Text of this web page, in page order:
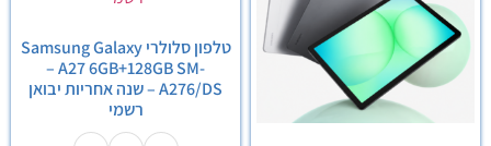
טלפון סלולרי Samsung Galaxy
– A27 6GB+128GB SM-
A276/DS – שנה אחריות יבואן
רשמי